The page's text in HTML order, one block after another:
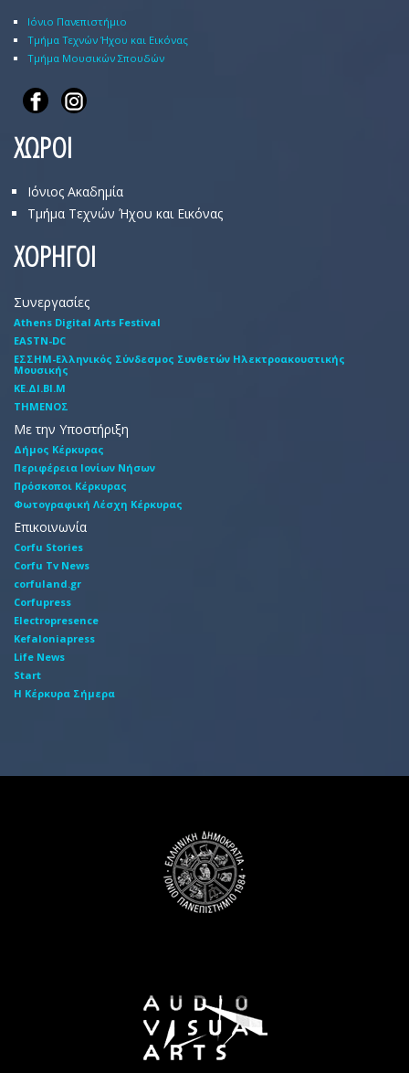
Ιόνιο Πανεπιστήμιο
Τμήμα Τεχνών Ήχου και Εικόνας
Τμήμα Μουσικών Σπουδών
ΧΩΡΟΙ
Ιόνιος Ακαδημία
Τμήμα Τεχνών Ήχου και Εικόνας
ΧΟΡΗΓΟΙ
Συνεργασίες
Athens Digital Arts Festival
EASTN-DC
EΣΣHM-Eλληνικός Σύνδεσμος Συνθετών Hλεκτροακουστικής
Mουσικής
ΚΕ.ΔΙ.ΒΙ.Μ
ΤΗΜΕΝΟΣ
Με την Υποστήριξη
Δήμος Κέρκυρας
Περιφέρεια Ιονίων Νήσων
Πρόσκοποι Κέρκυρας
Φωτογραφική Λέσχη Κέρκυρας
Επικοινωνία
Corfu Stories
Corfu Tv News
corfuland.gr
Corfupress
Electropresence
Kefaloniapress
Life News
Start
Η Κέρκυρα Σήμερα